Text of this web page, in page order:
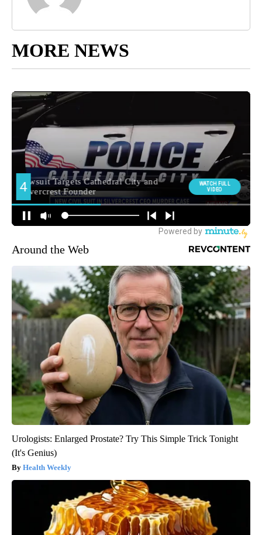
MORE NEWS
Around the Web
Urologists: Enlarged Prostate? Try This Simple Trick Tonight
(It's Genius)
Health Weekly